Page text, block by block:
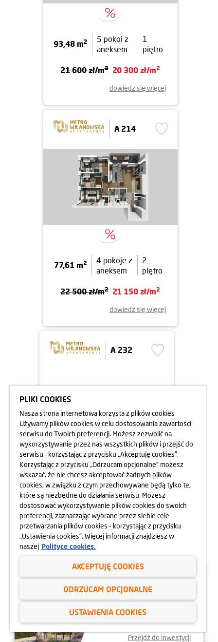
93,48 m2
5 pokoi z
aneksem
1
piętro
21 600 zł/m2 20 300 zł/m2
dowiedz się więcej
A 214
77,61 m2
4 pokoje z
aneksem
2
piętro
22 500 zł/m2 21 150 zł/m2
dowiedz się więcej
A 232
38,66 m2
2 pokoje z
aneksem
3
piętro
27 700 zł/m 26 050 zł/m
dowiedz się więcej
Pasujące mieszkania:10
APARTAMENTY MYŚLIBORSKA PARK
Warszawa, Białołęka
ul. Myśliborska 11
Przejdź do inwestycji
PLIKI COOKIES
Nasza strona internetowa korzysta z plików cookies
Używamy plików cookies w celu dostosowania zawartości
serwisu do Twoich preferencji. Możesz zezwolić na
wykorzystywanie przez nas wszystkich plików i przejść do
serwisu – korzystając z przycisku „Akceptuję cookies”.
Korzystając z przycisku „Odrzucam opcjonalne” możesz
wskazać, że nie chcesz akceptować żadnych plików
cookies, w związku z czym przechowywane będą tylko te,
które są niezbędne do działania serwisu. Możesz
dostosować wykorzystywanie plików cookies do swoich
preferencji, zaznaczając wybrane przez siebie cele
przetwarzania plików cookies - korzystając z przycisku
„Ustawienia cookies”. Więcej informacji znajdziesz w
naszej Polityce cookies.
AKCEPTUJĘ COOKIES
ODRZUCAM OPCJONALNE
USTAWIENIA COOKIES